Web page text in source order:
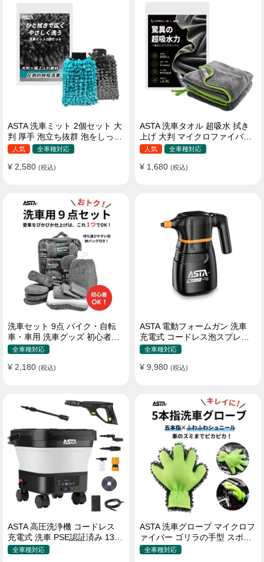
ASTA 洗車ミット 2個セット 大
判 厚手 泡立ち抜群 泡をしっか
りキープ 洗車スポンジ マイ
傷つきにくい ボディ ガラス ホ
人気 全車種対応
¥ 2,580 (税込)
ASTA 洗車タオル 超吸水 拭き
上げ 大判 マイクロファイバー
クロス プロ仕様 水拭き 窓拭き
ない 撥水 厚手 両面 大型 洗車
人気 全車種対応
¥ 1,680 (税込)
洗車セット 9点 バイク・自転
車・車用 洗車グッズ 初心者向
け 洗車ブラシ スポンジ タオル
ス用スポンジ 高級洗車道具 乾
全車種対応
¥ 2,180 (税込)
ASTA 電動フォームガン 洗車
充電式 コードレス泡スプレー
高圧対応 充電式フォームスプ
強力泡立ち (コピー)
全車種対応
¥ 9,980 (税込)
ASTA 高圧洗浄機 コードレス
充電式 洗車 PSE認証済み 13L
バケツ一体型 折りたたみ式 超
全車種対応
ASTA 洗車グローブ マイクロフ
ァイバー ゴリラの手型 スポン
ジ ボディー用 傷防止 吸水速乾全車種対応